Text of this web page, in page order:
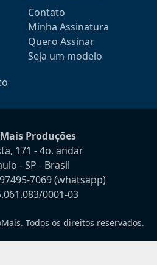
Contato
Minha Assinatura
Quero Assinar
Seja um modelo
Produções
171 - 4o. andar
- SP - Brasil
7069(whatsapp)
0001-03
Todos os direitos reservados.